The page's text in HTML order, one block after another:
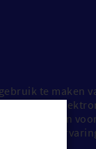
te maken
voor
oplossingen